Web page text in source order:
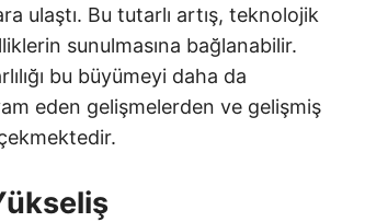
ulaştı. Bu tutarlı artış, teknolojik
sunulmasına bağlanabilir.
bu büyümeyi daha da
eden gelişmelerden ve gelişmiş